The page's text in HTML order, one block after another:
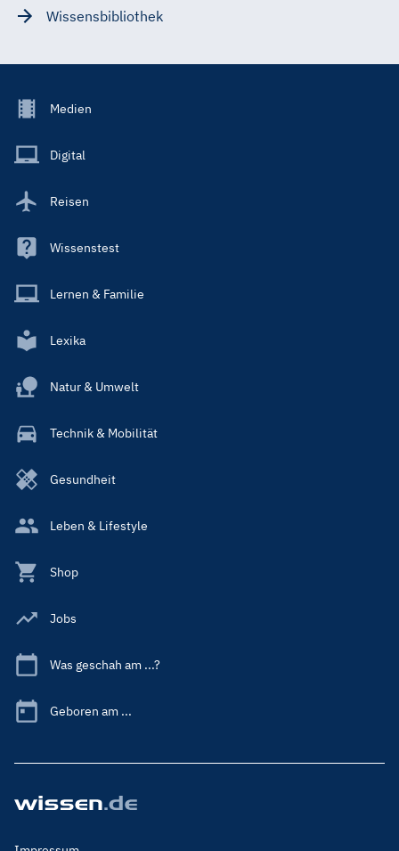
Wissensbibliothek
Footer
Main
Medien
Digital
Reisen
Wissenstest
Lernen & Familie
Lexika
Natur & Umwelt
Technik & Mobilität
Gesundheit
Leben & Lifestyle
Shop
Jobs
Was geschah am ...?
Geboren am ...